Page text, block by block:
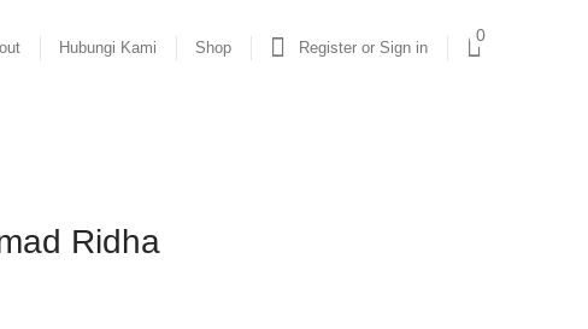
Hubungi Kami Shop Register or Sign in
0
Ridha